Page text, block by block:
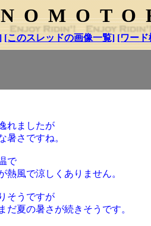
[このスレッドの画像一覧] [ワード
れましたが
暑さですね。
で
熱風で涼しくありません。
そうですが
だ夏の暑さが続きそうです。